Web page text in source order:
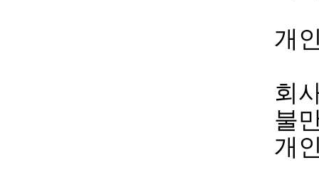
개
회
불
개